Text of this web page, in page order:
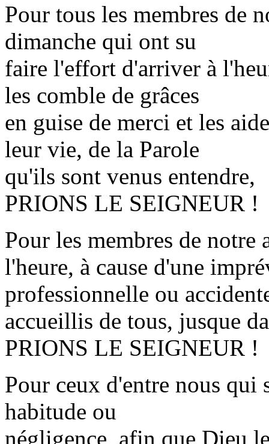
Pour tous les membres de
dimanche qui ont su
faire l'effort d'arriver à
les comble de grâces
en guise de merci et les
leur vie, de la Parole
qu'ils sont venus entendre,
PRIONS LE SEIGNEUR !
Pour les membres de notre
l'heure, à cause d'une
professionnelle ou
accueillis de tous, jusque
PRIONS LE SEIGNEUR !
Pour ceux d'entre nous qui
habitude ou
négligence, afin que Dieu